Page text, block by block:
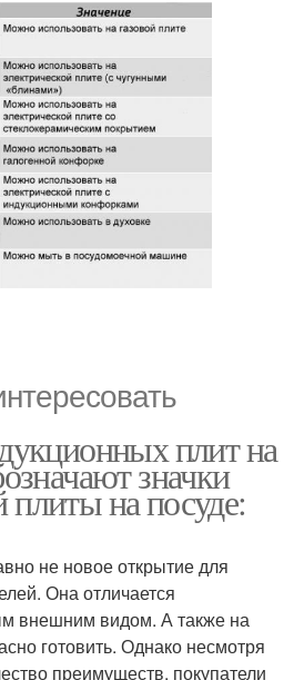
плит на
значки
на посуде:
не новое открытие для
Она отличается
внешним видом. А также на
готовить. Однако несмотря
преимуществ, покупатели